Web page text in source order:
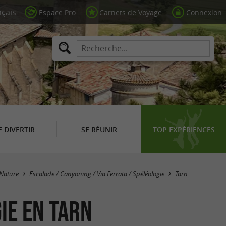
Espace Pro Carnets de Voyage Connexion
DIVERTIR SE RÉUNIR TOP EXPÉRIENCES
Masquer la carte
Escalade / Canyoning / Via Ferrata / Spéléologie Tarn
en Tarn